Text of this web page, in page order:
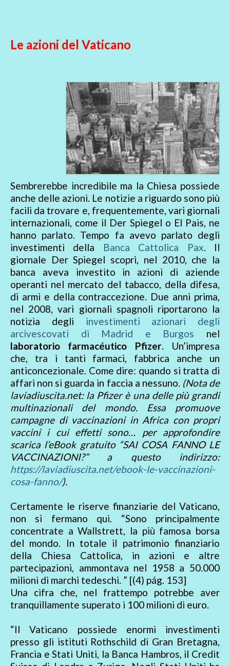
Le azioni del Vaticano
Sembrerebbe incredibile ma la Chiesa possiede
anche delle azioni. Le notizie a riguardo sono più
facili da trovare e, frequentemente, vari giornali
internazionali, come il Der Spiegel o El Pais, ne
hanno parlato. Tempo fa avevo parlato degli
investimenti della Banca Cattolica Pax. Il
giornale Der Spiegel scoprì, nel 2010, che la
banca aveva investito in azioni di aziende
operanti nel mercato del tabacco, della difesa,
di armi e della contraccezione. Due anni prima,
nel 2008, vari giornali spagnoli riportarono la
notizia degli investimenti azionari degli
arcivescovati di Madrid e Burgos nel
laboratorio farmacéutico Pfizer. Un’impresa
che, tra i tanti farmaci, fabbrica anche un
anticoncezionale. Come dire: quando si tratta di
affari non si guarda in faccia a nessuno. (Nota de
laviadiuscita.net: la Pfizer è una delle più grandi
multinazionali del mondo. Essa promuove
campagne di vaccinazioni in Africa con propri
vaccini i cui effetti sono… per approfondire
scarica l’eBook gratuito “SAI COSA FANNO LE
VACCINAZIONI?” a questo indirizzo:
https://laviadiuscita.net/ebook-le-vaccinazioni-
cosa-fanno/).
Certamente le riserve finanziarie del Vaticano,
non si fermano qui. “Sono principalmente
concentrate a Wallstrett, la più famosa borsa
del mondo. In totale il patrimonio finanziario
della Chiesa Cattolica, in azioni e altre
partecipazioni, ammontava nel 1958 a 50.000
milioni di marchi tedeschi. ” [(4) pág. 153]
Una cifra che, nel frattempo potrebbe aver
tranquillamente superato i 100 milioni di euro.
“Il Vaticano possiede enormi investimenti
presso gli istituti Rothschild di Gran Bretagna,
Francia e Stati Uniti, la Banca Hambros, il Credit